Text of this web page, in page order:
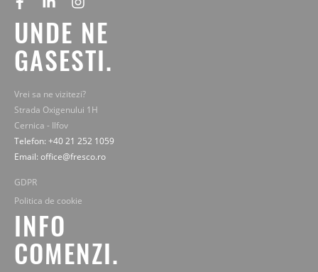
facebook
linkedininstagram
UNDE NE
GASESTI.
Vrei sa ne vizitezi?
Strada Oxigenului 1H
Cernica - Ilfov
Telefon: +40 21 252 1059
Email: office@fresco.ro
GDPR
Politica de cookie
INFO
COMENZI.